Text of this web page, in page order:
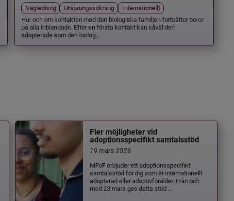
Vägledning Ursprungssökning
Internationellt
Hur och om kontakten med den biologiska familjen fortsätter beror
på alla inblandade. Efter en första kontakt kan såväl den
adopterade som den biolog...
Fler möjligheter vid
adoptionsspecifikt samtalsstöd
19 mars 2026
MFoF erbjuder ett adoptionsspecifikt
samtalsstöd för dig som är internationellt
adopterad eller adoptivförälder. Från och
med 23 mars ges detta stöd ...